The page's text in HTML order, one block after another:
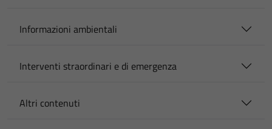
Informazioni ambientali
Interventi straordinari e di emergenza
Altri contenuti